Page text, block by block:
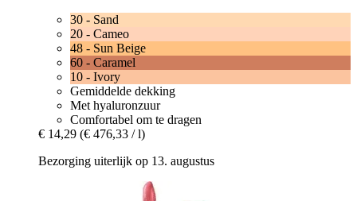
30 - Sand
20 - Cameo
48 - Sun Beige
60 - Caramel
10 - Ivory
Gemiddelde dekking
Met hyaluronzuur
Comfortabel om te dragen
€ 14,29 (€ 476,33 / l)
Bezorging uiterlijk op 13. augustus